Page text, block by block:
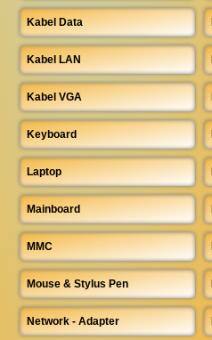
Kabel Data
Kabel LAN
Kabel VGA
Keyboard
Laptop
Mainboard
MMC
Mouse & Stylus Pen
Network - Adapter